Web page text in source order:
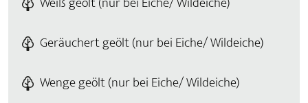
Geräuchert geölt (nur bei Eiche/ Wildeiche)
Wenge geölt (nur bei Eiche/ Wildeiche)